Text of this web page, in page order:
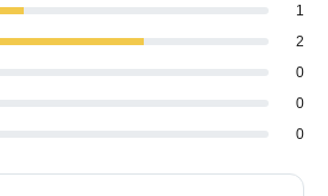
1
2
0
0
0